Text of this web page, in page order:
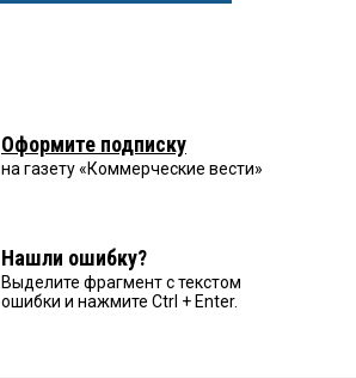
Оформите подписку
на газету «Коммерческие вести»
Нашли ошибку?
Выделите фрагмент с текстом
ошибки и нажмите Ctrl + Enter.